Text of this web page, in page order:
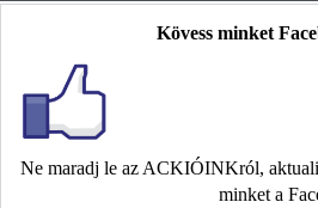
Kövess minket
Ne maradj le az ACKIÓINKról,
minket a